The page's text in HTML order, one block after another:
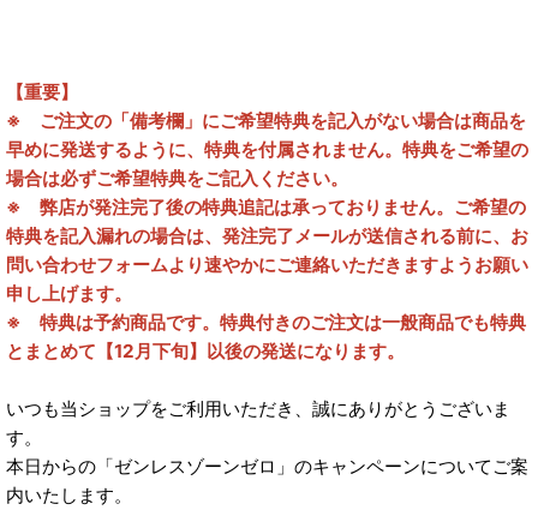
【重要】
※ ご注文の「備考欄」にご希望特典を記入がない場合は商品を
早めに発送するように、特典を付属されません。特典をご希望の
場合は必ずご希望特典をご記入ください。
※ 弊店が発注完了後の特典追記は承っておりません。ご希望の
特典を記入漏れの場合は、発注完了メールが送信される前に、お
問い合わせフォームより速やかにご連絡いただきますようお願い
申し上げます。
※ 特典は予約商品です。特典付きのご注文は一般商品でも特典
とまとめて【12月下旬】以後の発送になります。
いつも当ショップをご利用いただき、誠にありがとうございま
す。
本日からの「ゼンレスゾーンゼロ」のキャンペーンについてご案
内いたします。